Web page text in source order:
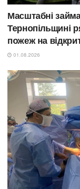
Масштабні
Тернопільщині
пожеж на
01.08.2026